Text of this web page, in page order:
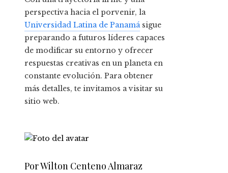
perspectiva hacia el porvenir, la
Universidad Latina de Panamásigue
preparando a futuros líderes capaces
de modificar su entorno y ofrecer
respuestas creativas en un planeta en
constante evolución. Para obtener
más detalles, te invitamos a visitar su
sitio web.
Por Wilton Centeno Almaraz